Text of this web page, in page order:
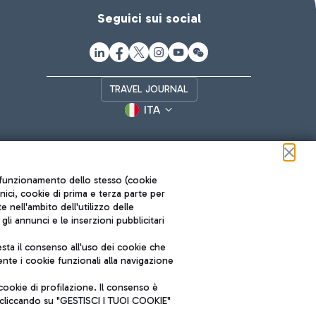
Seguici sui social
TRAVEL JOURNAL
ITA
Roma FCO
L'aeroporto stellato
SOSTENIBILITÀ INNOVAZIONE
dello stesso (cookie
cookie di prima e terza parte per
nell'ambito dell'utilizzo delle
annunci e le inserzioni pubblicitari
il consenso all'uso dei cookie che
i cookie funzionali alla navigazione
di profilazione. Il consenso è
su "GESTISCI I TUOI COOKIE"